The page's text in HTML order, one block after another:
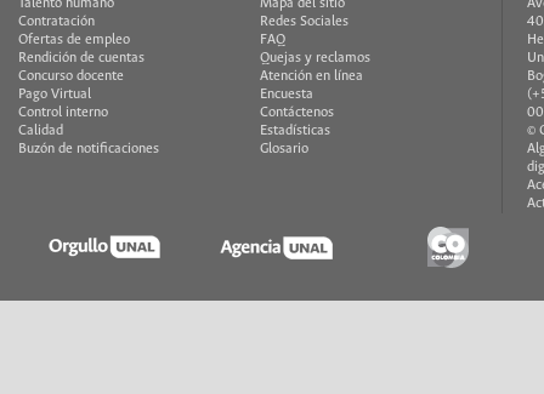
Talento humano
Contratación
Ofertas de empleo
Rendición de cuentas
Concurso docente
Pago Virtual
Control interno
Calidad
Buzón de notificaciones
Mapa del sitio
Redes Sociales
FAQ
Quejas y reclamos
Atención en línea
Encuesta
Contáctenos
Estadísticas
Glosario
©